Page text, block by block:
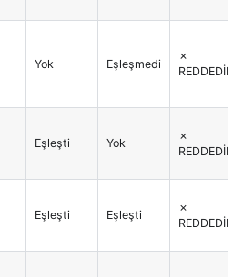
Yok Eşleşmedi
✗
REDDEDİLİR
Eşleşti Yok
✗
REDDEDİLİR
Eşleşti Eşleşti
✗
REDDEDİLİR